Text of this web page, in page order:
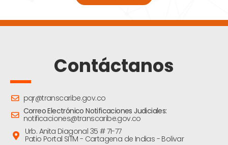
Contáctanos
pqr@transcaribe.gov.co
Correo Electrónico Notificaciones Judiciales:
notificaciones@transcaribe.gov.co
Urb. Anita Diagonal 35 # 71-77
Patio Portal SITM - Cartagena de Indias - Bolivar